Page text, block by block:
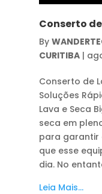
Conserto
By
CURITIBA|
Conserto de
Soluções
Lava e Seca
seca em
para garantir
que esse
dia. No
Leia Mais...